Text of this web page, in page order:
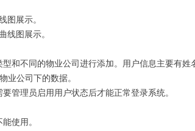
图展示。
线图展示。
和不同的物业公司进行添加。用户信息主要有
业公司下的数据。
管理员启用用户状态后才能正常登录系统。
使用。